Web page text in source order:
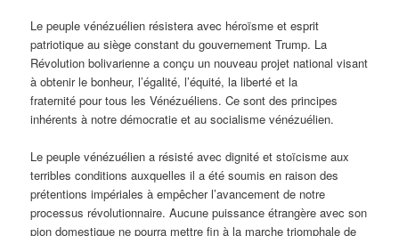
Le peuple vénézuélien résistera avec héroïsme et esprit
patriotique au siège constant du gouvernement Trump. La
Révolution bolivarienne a conçu un nouveau projet national visant
à obtenir le bonheur, l’égalité, l’équité, la liberté et la
fraternité pour tous les Vénézuéliens. Ce sont des principes
inhérents à notre démocratie et au socialisme vénézuélien.
Le peuple vénézuélien a résisté avec dignité et stoïcisme aux
terribles conditions auxquelles il a été soumis en raison des
prétentions impériales à empêcher l’avancement de notre
processus révolutionnaire. Aucune puissance étrangère avec son
pion domestique ne pourra mettre fin à la marche triomphale de